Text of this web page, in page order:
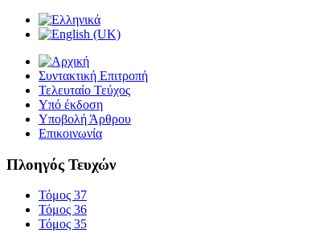
Συντακτική Επιτροπή
Τελευταίο Τεύχος
Υπό έκδοση
Υποβολή Άρθρου
Επικοινωνία
Πλοηγός Τευχών
Τόμος 37
Τόμος 36
Τόμος 35